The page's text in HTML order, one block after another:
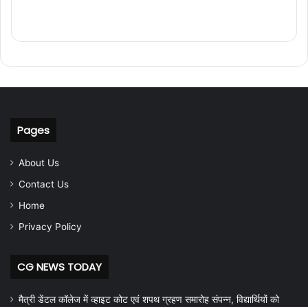
Pages
About Us
Contact Us
Home
Privacy Policy
CG NEWS TODAY
मैत्री डेंटल कॉलेज में व्हाइट कोट एवं शपथ ग्रहण समारोह संपन्न, विद्यार्थियों को